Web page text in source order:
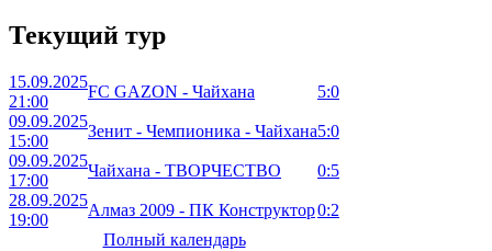
Текущий тур
15.09.2025
21:00
FC GAZON - Чайхана
5:0
09.09.2025
15:00
Зенит - Чемпионика - Чайхана5:0
09.09.2025
17:00
Чайхана - ТВОРЧЕСТВО
0:5
28.09.2025
19:00
Алмаз 2009 - ПК Конструктор0:2
Полный календарь